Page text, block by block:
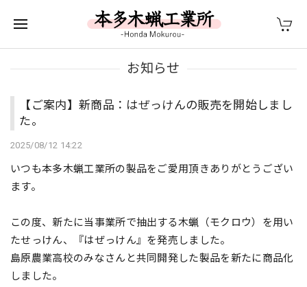
お知らせ
【ご案内】新商品：はぜっけんの販売を開始しまし
た。
2025/08/12 14:22
いつも本多木蝋工業所の製品をご愛用頂きありがとうござい
ます。
この度、新たに当事業所で抽出する木蝋（モクロウ）を用い
たせっけん、『はぜっけん』を発売しました。
島原農業高校のみなさんと共同開発した製品を新たに商品化
しました。